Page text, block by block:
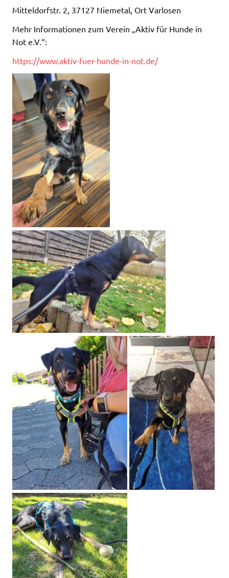
Mitteldorfstr. 2, 37127 Niemetal, Ort Varlosen
Mehr Informationen zum Verein „Aktiv für Hunde in
Not e.V.“:
https://www.aktiv-fuer-hunde-in-not.de/